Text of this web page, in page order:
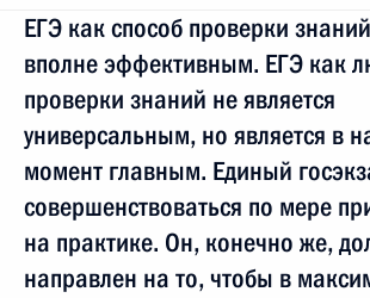
ЕГЭ как способ проверки
вполне эффективным. ЕГЭ как
проверки знаний не является
универсальным, но является в
момент главным. Единый
совершенствоваться по мере
на практике. Он, конечно же,
направлен на то, чтобы в